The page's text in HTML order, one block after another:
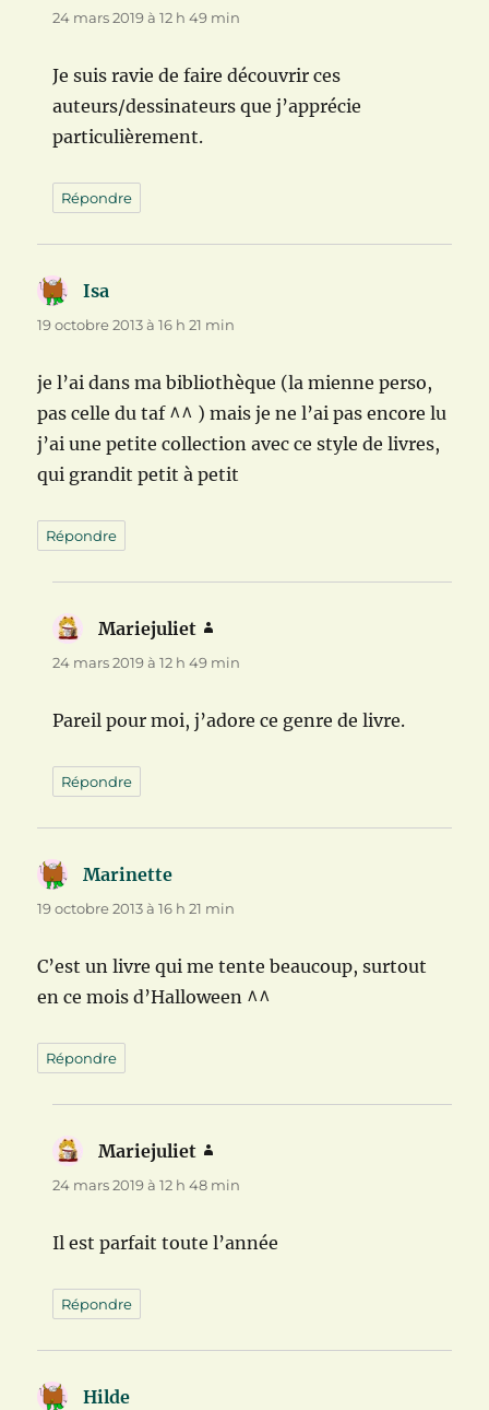
24 mars 2019 à 12 h 49 min
Je suis ravie de faire découvrir ces
auteurs/dessinateurs que j’apprécie
particulièrement.
Répondre
Isa
19 octobre 2013 à 16 h 21 min
je l’ai dans ma bibliothèque (la mienne perso,
pas celle du taf ^^ ) mais je ne l’ai pas encore lu
j’ai une petite collection avec ce style de livres,
qui grandit petit à petit
Répondre
Mariejuliet
24 mars 2019 à 12 h 49 min
Pareil pour moi, j’adore ce genre de livre.
Répondre
Marinette
19 octobre 2013 à 16 h 21 min
C’est un livre qui me tente beaucoup, surtout
en ce mois d’Halloween ^^
Répondre
Mariejuliet
24 mars 2019 à 12 h 48 min
Il est parfait toute l’année
Répondre
Hilde